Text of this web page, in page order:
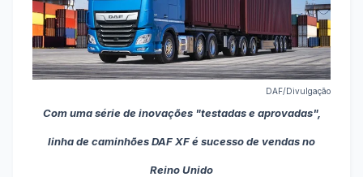
DAF/Divulgação
Com uma série de inovações "testadas e aprovadas",
linha de caminhões DAF XF é sucesso de vendas no
Reino Unido